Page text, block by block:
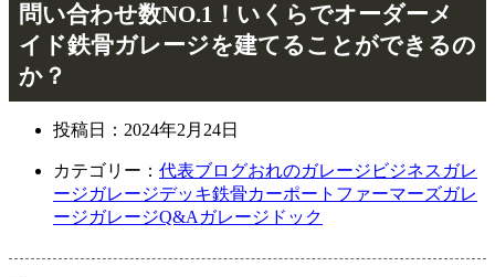
問い合わせ数NO.1！いくらでオーダーメ
イド鉄骨ガレージを建てることができるの
か？
投稿日： 2024年2月24日
カテゴリー： 代表ブログおれのガレージ ビジネスガレ
ージガレージデッキ鉄骨カーポート ファーマーズガレ
ージガレージQ&A ガレージドック